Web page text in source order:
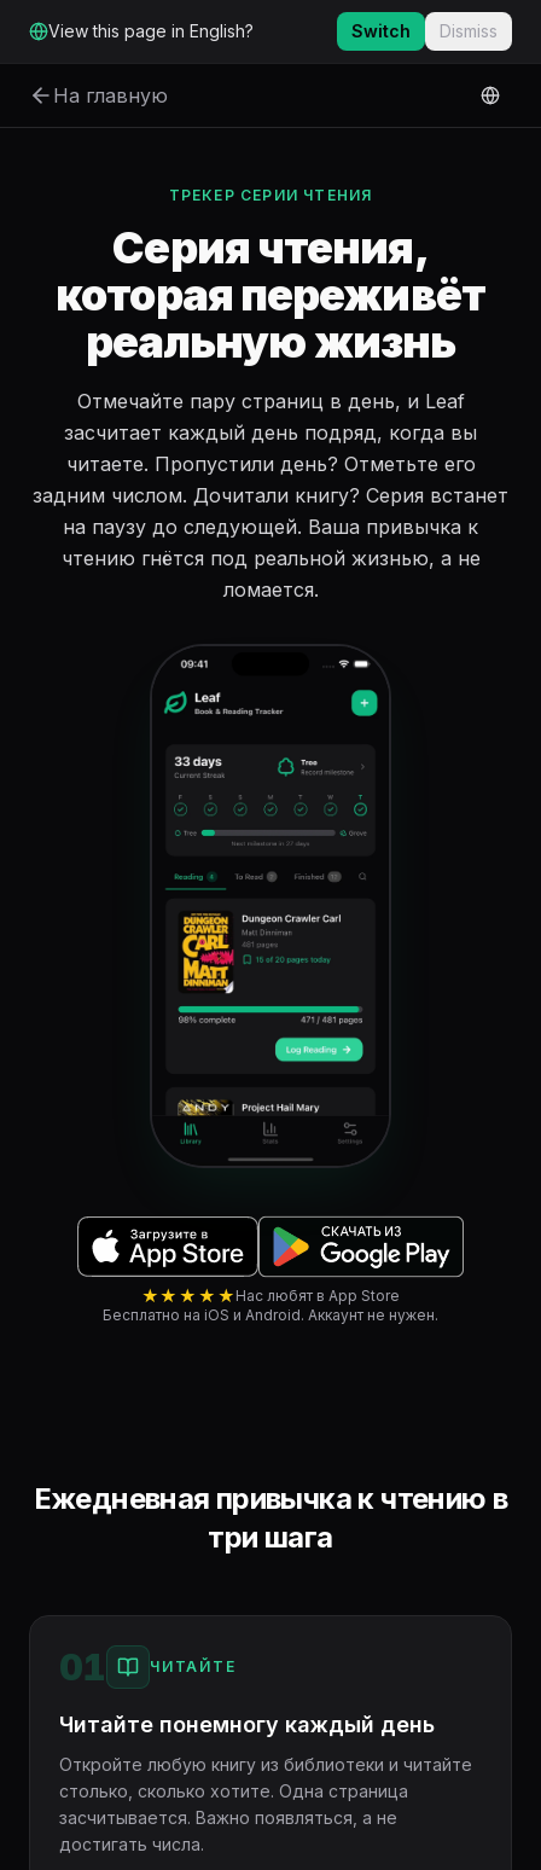
Перейти к основному содержимому
View this page in English? Switch Dismiss
На главную
ТРЕКЕР СЕРИИ ЧТЕНИЯ
Серия чтения,
которая переживёт
реальную жизнь
Отмечайте пару страниц в день, и Leaf
засчитает каждый день подряд, когда вы
читаете. Пропустили день? Отметьте его
задним числом. Дочитали книгу? Серия встанет
на паузу до следующей. Ваша привычка к
чтению гнётся под реальной жизнью, а не
ломается.
★★★★★ Нас любят в App Store
Бесплатно на iOS и Android. Аккаунт не нужен.
Ежедневная привычка к чтению в
три шага
01 ЧИТАЙТЕ
Читайте понемногу каждый день
Откройте любую книгу из библиотеки и читайте
столько, сколько хотите. Одна страница
засчитывается. Важно появляться, а не
достигать числа.